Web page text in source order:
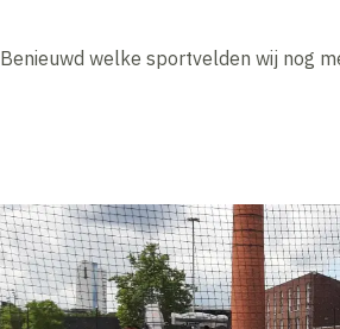
Benieuwd welke sportvelden wij nog